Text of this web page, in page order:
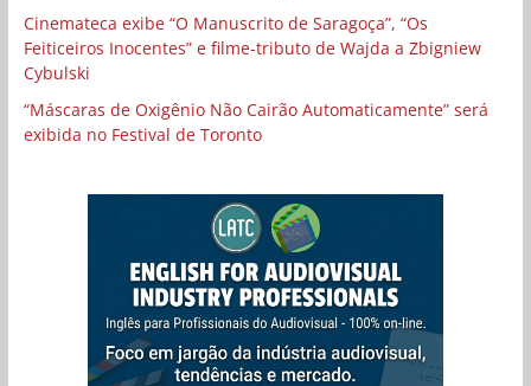
Cinemateca exibe “O Manuscrito de Saragoça”, “Os
Feiticeiros Inocentes” e filme-tributo de Wajda a Zbigniew
Cybulski
“Máscaras de Oxigênio Não Cairão Automaticamente” será
exibida no Festival de Toronto